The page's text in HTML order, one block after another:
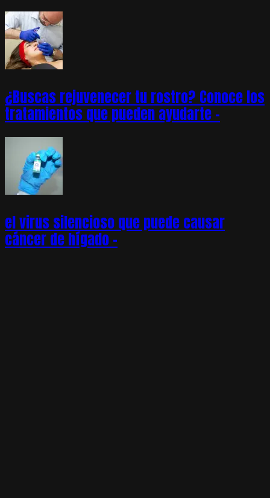
¿Buscas rejuvenecer tu rostro? Conoce los
tratamientos que pueden ayudarte –
el virus silencioso que puede causar
cáncer de hígado –